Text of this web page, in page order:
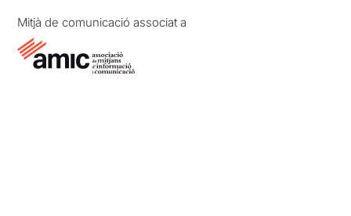
Mitjà de comunicació associat a